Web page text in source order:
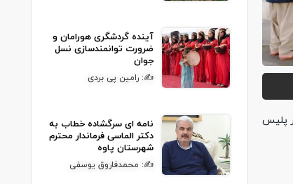
پليس
آینده گردشگری هورامان و
ضرورت توانمندسازی نسل
جوان
✍: رامین پی بردی
نامه ای سرگشاده خطاب به
دکتر الماسی فرماندار محترم
شهرستان پاوه
✍: محمدفاروق یوسفی